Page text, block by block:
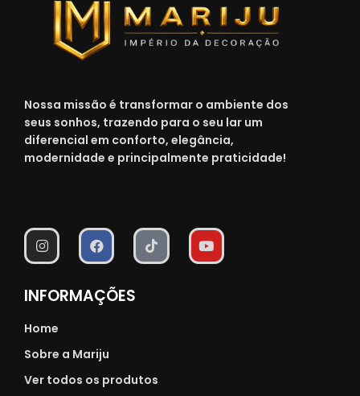
Nossa missão é transformar o ambiente dos
seus sonhos, trazendo para o seu lar um
diferencial em conforto, elegância,
modernidade e principalmente praticidade!
INFORMAÇÕES
Home
Sobre a Mariju
Ver todos os produtos